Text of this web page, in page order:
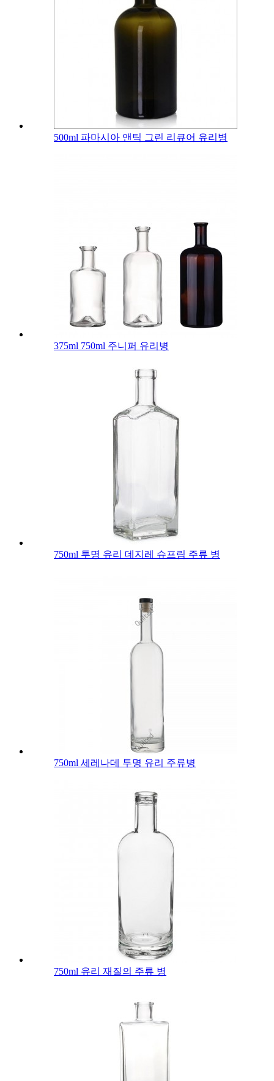
500ml 파마시아 앤틱 그린 리큐어 유리병
375ml 750ml 주니퍼 유리병
750ml 투명 유리 데지레 슈프림 주류 병
750ml 세레나데 투명 유리 주류병
750ml 유리 재질의 주류 병